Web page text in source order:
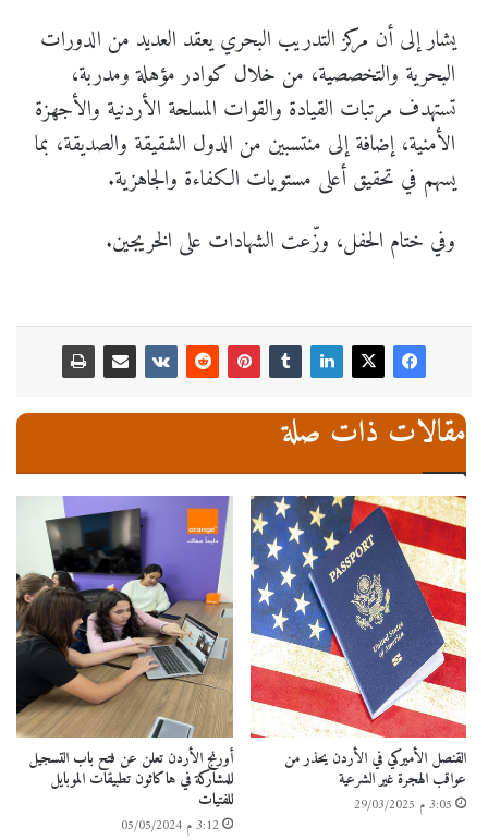
يشار إلى أن مركز التدريب البحري يعقد العديد من الدورات
البحرية والتخصصية، من خلال كوادر مؤهلة ومدربة،
تستهدف مرتبات القيادة والقوات المسلحة الأردنية والأجهزة
الأمنية، إضافة إلى منتسبين من الدول الشقيقة والصديقة، بما
يسهم في تحقيق أعلى مستويات الكفاءة والجاهزية.
وفي ختام الحفل، وزّعت الشهادات على الخريجين.
مقالات ذات صلة
القنصل الأميركي في الأردن يحذر من
عواقب الهجرة غير الشرعية
3:05 م 29/03/2025
أورنج الأردن تعلن عن فتح باب التسجيل
للمشاركة في هاكاثون تطبيقات الموبايل
للفتيات
3:12 م 05/05/2024